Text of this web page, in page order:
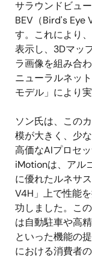
サラウンドビュ
BEV（Bird's Eye
す。これにより
表示し、3Dマッ
ラ画像を組み合
ニューラルネッ
モデル」により
ソン氏は、この
模が大きく、少
高価なAIプロセ
iMotionは、アル
に優れたルネサ
V4H」上で性能
功しました。こ
は自動駐車や高
といった機能の
における消費者